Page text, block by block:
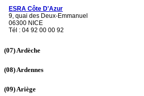
ESRA Côte D'Azur
9, quai des Deux-Emmanuel
06300 NICE
Tél : 04 92 00 00 92
(07) Ardèche
(08)Ardennes
(09)Ariège